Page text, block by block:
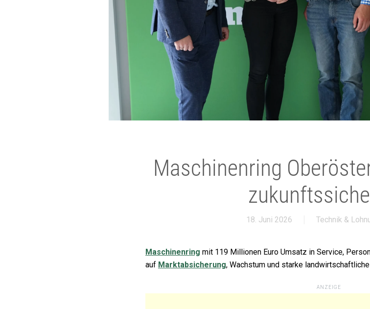
Maschinenring
18. Juni 2026 Technik &
Maschinenring mit 119 Millionen Euro Umsatz in Service,
auf Marktabsicherung, Wachstum und starke
ANZEIGE